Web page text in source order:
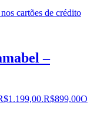
cartões de crédito
–
R$899,00O